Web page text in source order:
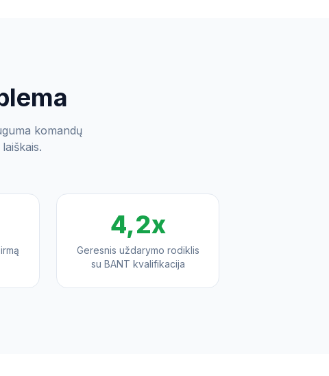
komandų
4,2x
Geresnis uždarymo rodiklis
su BANT kvalifikacija